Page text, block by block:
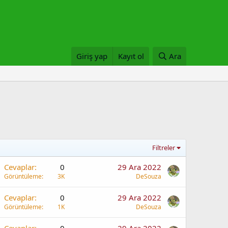
Giriş yap Kayıt ol Ara
Filtreler
Cevaplar 0
Görüntüleme 3K
29 Ara 2022
DeSouza
Cevaplar 0
Görüntüleme 1K
29 Ara 2022
DeSouza